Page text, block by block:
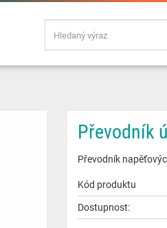
Převodník
Převodník
Kód produktu
Dostupnost: